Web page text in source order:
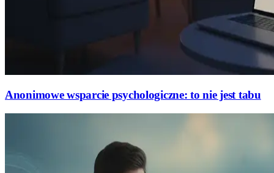
Anonimowe wsparcie psychologiczne: to nie jest tabu